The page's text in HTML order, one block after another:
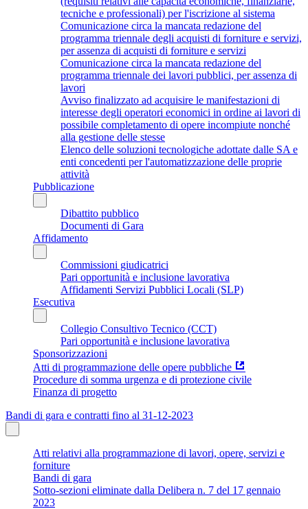
tecniche e professionali) per l'iscrizione al sistema
Comunicazione circa la mancata redazione del
programma triennale degli acquisti di forniture e servizi,
per assenza di acquisti di forniture e servizi
Comunicazione circa la mancata redazione del
programma triennale dei lavori pubblici, per assenza di
lavori
Avviso finalizzato ad acquisire le manifestazioni di
interesse degli operatori economici in ordine ai lavori di
possibile completamento di opere incompiute nonché
alla gestione delle stesse
Elenco delle soluzioni tecnologiche adottate dalle SA e
enti concedenti per l'automatizzazione delle proprie
attività
Pubblicazione
Dibattito pubblico
Documenti di Gara
Affidamento
Commissioni giudicatrici
Pari opportunità e inclusione lavorativa
Affidamenti Servizi Pubblici Locali (SLP)
Esecutiva
Collegio Consultivo Tecnico (CCT)
Pari opportunità e inclusione lavorativa
Sponsorizzazioni
Atti di programmazione delle opere pubbliche
Procedure di somma urgenza e di protezione civile
Finanza di progetto
Bandi di gara e contratti fino al 31-12-2023
Atti relativi alla programmazione di lavori, opere, servizi e
forniture
Bandi di gara
Sotto-sezioni eliminate dalla Delibera n. 7 del 17 gennaio
2023